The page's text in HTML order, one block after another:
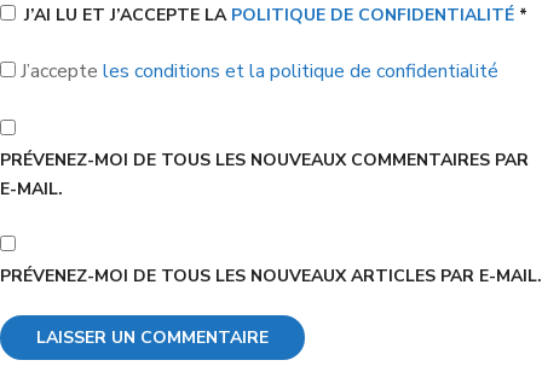
J’AI LU ET J’ACCEPTE LA POLITIQUE DE CONFIDENTIALITÉ *
J’accepte les conditions et la politique de confidentialité
PRÉVENEZ-MOI DE TOUS LES NOUVEAUX COMMENTAIRES PAR
E-MAIL.
PRÉVENEZ-MOI DE TOUS LES NOUVEAUX ARTICLES PAR E-MAIL.